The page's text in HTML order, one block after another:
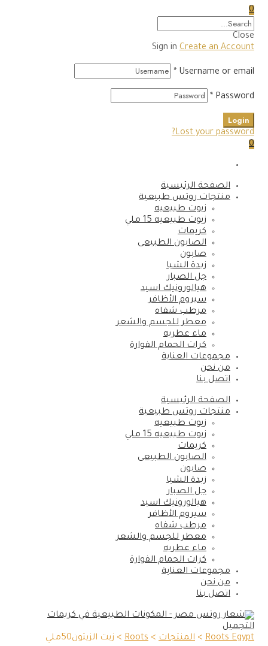
0
Close
Sign in Create an Account
Username or email
*
Password
*
Login
Lost your password?
0
الصفحة الرئيسية
منتجات روتس طبيعية
زيوت طبيعيه
زيوت طبيعيه 15 ملي
كريمات
الصابون الطبيعى
صابون
زبدة الشيا
جل الصبار
هيالورونيك اسيد
سيروم الأظافر
مرطب شفاه
معطر للجسم والشعر
ماء عطريه
كرات الحمام الفوارة
مجموعات العناية
من نحن
اتصل بنا
الصفحة الرئيسية
منتجات روتس طبيعية
زيوت طبيعيه
زيوت طبيعيه 15 ملي
كريمات
الصابون الطبيعى
صابون
زبدة الشيا
جل الصبار
هيالورونيك اسيد
سيروم الأظافر
مرطب شفاه
معطر للجسم والشعر
ماء عطريه
كرات الحمام الفوارة
مجموعات العناية
من نحن
اتصل بنا
Roots Egypt
> المنتجات >
Roots
> زيت الزيتون50ملي